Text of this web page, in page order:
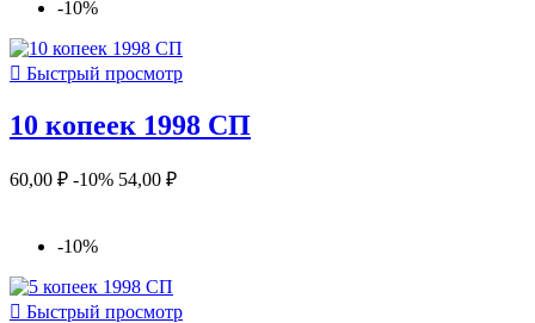
-10%
 Быстрый просмотр
10 копеек 1998 СП
60,00 ₽ -10% 54,00 ₽
-10%
 Быстрый просмотр